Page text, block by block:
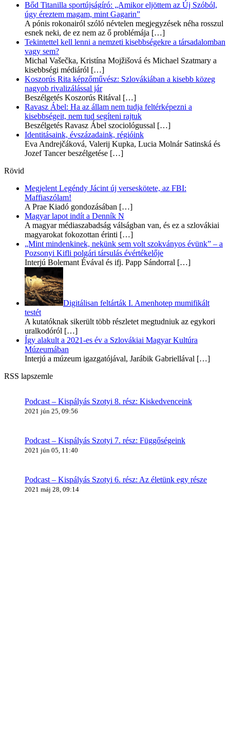
Bőd Titanilla sportújságíró: „Amikor eljöttem az Új Szóból,
úgy éreztem magam, mint Gagarin”
A pónis rokonairól szóló névtelen megjegyzések néha rosszul
esnek neki, de ez nem az ő problémája […]
Tekintettel kell lenni a nemzeti kisebbségekre a társadalomban
vagy sem?
Michal Vašečka, Kristína Mojžišová és Michael Szatmary a
kisebbségi médiáról […]
Koszorús Rita képzőművész: Szlovákiában a kisebb közeg
nagyob rivalizálással jár
Beszélgetés Koszorús Ritával […]
Ravasz Ábel: Ha az állam nem tudja feltérképezni a
kisebbségeit, nem tud segíteni rajtuk
Beszélgetés Ravasz Ábel szociológussal […]
Identitásaink, évszázadaink, régióink
Eva Andrejčáková, Valerij Kupka, Lucia Molnár Satinská és
Jozef Tancer beszélgetése […]
Rövid
Megjelent Legéndy Jácint új verseskötete, az FBI:
Maffiaszólam!
A Prae Kiadó gondozásában […]
Magyar lapot indít a Denník N
A magyar médiaszabadság válságban van, és ez a szlovákiai
magyarokat fokozottan érinti […]
„Mint mindenkinek, nekünk sem volt szokványos évünk” – a
Pozsonyi Kifli polgári társulás évértékelője
Interjú Bolemant Évával és ifj. Papp Sándorral […]
Digitálisan feltárták I. Amenhotep mumifikált
testét
A kutatóknak sikerült több részletet megtudniuk az egykori
uralkodóról […]
Így alakult a 2021-es év a Szlovákiai Magyar Kultúra
Múzeumában
Interjú a múzeum igazgatójával, Jarábik Gabriellával […]
RSS lapszemle
Podcast – Kispályás Szotyi 8. rész: Kiskedvenceink
2021 jún 25, 09:56
Podcast – Kispályás Szotyi 7. rész: Függőségeink
2021 jún 05, 11:40
Podcast – Kispályás Szotyi 6. rész: Az életünk egy része
2021 máj 28, 09:14